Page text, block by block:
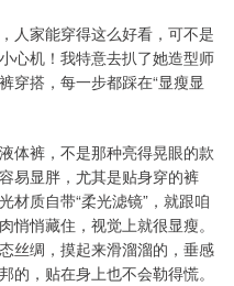
人家能穿得这么好看，可不是
心机！我特意去扒了她造型师
穿搭，每一步都踩在“显瘦显
体裤，不是那种亮得晃眼的款
易显胖，尤其是贴身穿的裤
材质自带“柔光滤镜”，就跟咱
悄悄藏住，视觉上就很显瘦。
丝绸，摸起来滑溜溜的，垂感
的，贴在身上也不会勒得慌。